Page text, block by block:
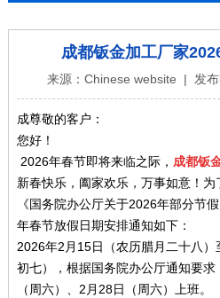
成都钣金加工厂家
来源： Chinese website | 发布
成尊敬的客户：
您好！
2026年春节即将来临之际， 成都钣
新春快乐，阖家欢乐，万事如意！
《国务院办公厅关于2026年部分节
年春节放假日期安排通知如下：
2026年2月15日（农历腊月二十八
初七），根据国务院办公厅通知要
（周六）、2月28日（周六）上班。